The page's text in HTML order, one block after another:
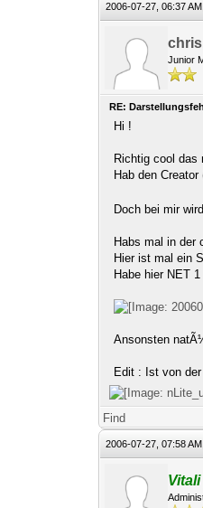
2006-07-27, 06:37
Junior
RE:
Hi !
Richtig cool das
Hab den
Doch bei mir
Habs mal in der
Hier ist mal ein
Habe hier NET
Ansonsten
Edit : Ist von
Find
2006-07-27, 07:58 AM,
Vitali